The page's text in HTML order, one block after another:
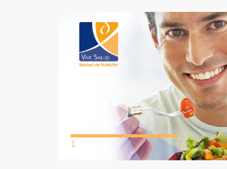
1 2